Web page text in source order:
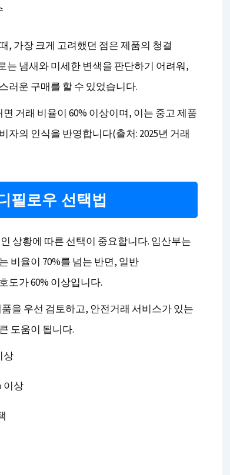
, 가장 크게 고려했던 점은 제품의 청결
는 냄새와 미세한 변색을 판단하기 어려워,
러운 구매를 할 수 있었습니다.
거래 비율이 60% 이상이며, 이는 중고 제품
자의 인식을 반영합니다(출처: 2025년 거래
필로우 선택법
상황에 따른 선택이 중요합니다. 임산부는
비율이 70%를 넘는 반면, 일반
도가 60% 이상입니다.
을 우선 검토하고, 안전거래 서비스가 있는
도움이 됩니다.
상
이상